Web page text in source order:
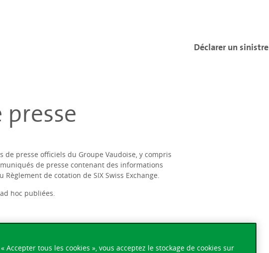
Déclarer un sinistre
presse officiels du Groupe Vaudoise, y compris
de presse contenant des informations
de cotation de SIX Swiss Exchange.
hoc publiées.
Accepter tous les cookies », vous acceptez le stockage de cookies sur